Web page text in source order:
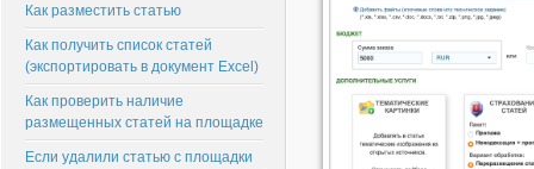
Как разместить статью
Как получить список статей
(экспортировать в документ Excel)
Как проверить наличие
размещенных статей на площадке
Если удалили статью с площадки